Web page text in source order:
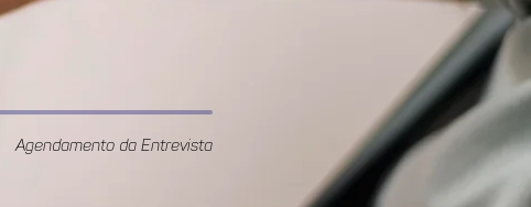
Agendamento da Entrevista